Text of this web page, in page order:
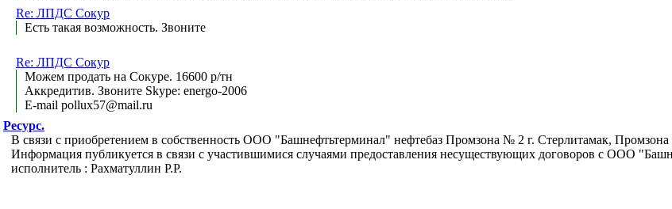
Re: ЛПДС Сокур
Есть такая возможность. Звоните
Re: ЛПДС Сокур
Можем продать на Сокуре. 16600 р/тн
Аккредитив. Звоните Skype: energo-2006
E-mail pollux57@mail.ru
Ресурс.
В связи с приобретением в собственность ООО "Башнефтьтерминал" нефтебаз Промзона № 2 г. Стерлитамак,
Информация публикуется в связи с участившимися случаями предоставления несуществующих договоров с ООО
исполнитель : Рахматуллин Р.Р.